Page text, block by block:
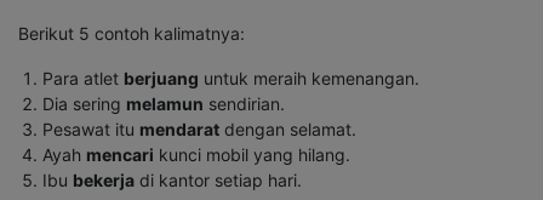
Berikut 5 contoh kalimatnya:
Para atlet berjuang untuk meraih kemenangan.
Dia sering melamun sendirian.
Pesawat itu mendarat dengan selamat.
Ayah mencari kunci mobil yang hilang.
Ibu bekerja di kantor setiap hari.